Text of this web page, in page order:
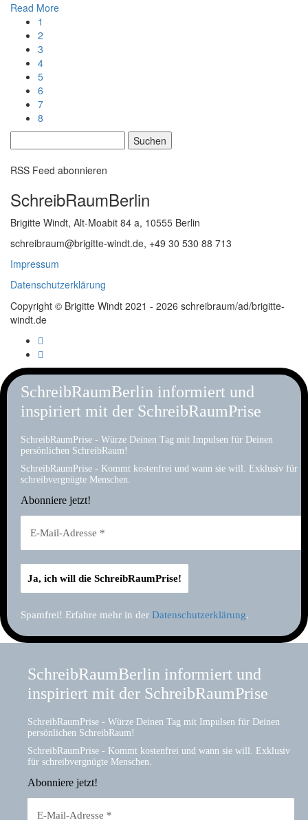
Read More
1
2
3
4
5
6
7
8
nach:
RSS Feed abonnieren
SchreibRaumBerlin
Brigitte Windt, Alt-Moabit 84 a, 10555 Berlin
schreibraum@brigitte-windt.de, +49 30 530 88 713
Impressum
Datenschutzerklärung
Copyright © Brigitte Windt 2021 - 2026 schreibraum/ad/brigitte-
windt.de
SchreibRaumBerlin informiert und
inspiriert mit der SchreibRaumPrise
SchreibRaumPrise - Würze Deinen Tag mit Impulsen für Deinen
persönlichen SchreibRaum!
SchreibRaumPrise - Kommt kostenfrei und wann sie will. Exklusiv für
schreibvergnügte Menschen.
Abonniere jetzt!
Spamfrei! Erfahre mehr in der Datenschutzerklärung.
SchreibRaumBerlin informiert und
inspiriert mit der SchreibRaumPrise
SchreibRaumPrise - Würze Deinen Tag mit Impulsen für Deinen
persönlichen SchreibRaum!
SchreibRaumPrise - Kommt kostenfrei und wann sie will. Exklusiv
für schreibvergnügte Menschen.
Abonniere jetzt!